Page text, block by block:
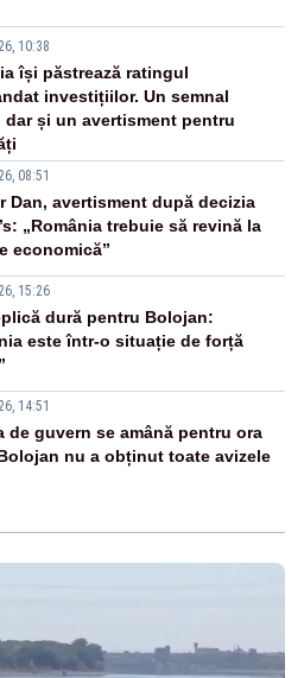
10:38
își păstrează ratingul
investițiilor. Un semnal
dar și un avertisment pentru
08:51
Dan, avertisment după decizia
„România trebuie să revină la
economică”
15:26
dură pentru Bolojan:
este într-o situație de forță
14:51
de guvern se amână pentru ora
nu a obținut toate avizele